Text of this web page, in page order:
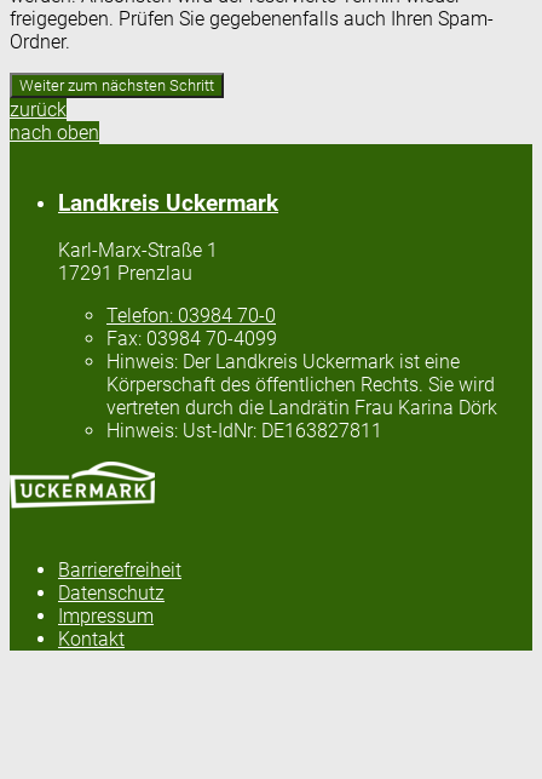
freigegeben. Prüfen Sie gegebenenfalls auch Ihren Spam-
Ordner.
zurück
nach oben
Landkreis Uckermark
Karl-Marx-Straße 1
17291 Prenzlau
Telefon: 03984 70-0
Fax: 03984 70-4099
Hinweis: Der Landkreis Uckermark ist eine
Körperschaft des öffentlichen Rechts. Sie wird
vertreten durch die Landrätin Frau Karina Dörk
Hinweis: Ust-IdNr: DE163827811
Barrierefreiheit
Datenschutz
Impressum
Kontakt